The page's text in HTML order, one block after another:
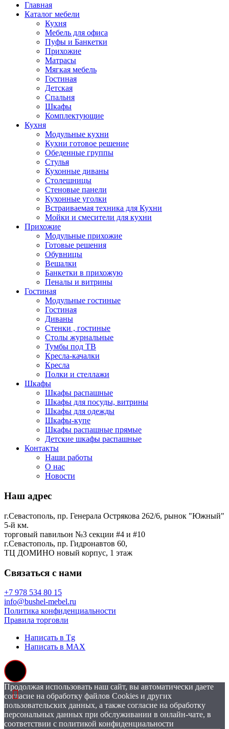
Главная
Каталог мебели
Кухня
Мебель для офиса
Пуфы и Банкетки
Прихожие
Матрасы
Мягкая мебель
Гостиная
Детская
Спальня
Шкафы
Комплектующие
Кухня
Модульные кухни
Кухни готовое решение
Обеденные группы
Стулья
Кухонные диваны
Столешницы
Стеновые панели
Кухонные уголки
Встраиваемая техника для Кухни
Мойки и смесители для кухни
Прихожие
Модульные прихожие
Готовые решения
Обувницы
Вешалки
Банкетки в прихожую
Пеналы и витрины
Гостиная
Модульные гостиные
Гостиная
Диваны
Стенки , гостиные
Столы журнальные
Тумбы под ТВ
Кресла-качалки
Кресла
Полки и стеллажи
Шкафы
Шкафы распашные
Шкафы для посуды, витрины
Шкафы для одежды
Шкафы-купе
Шкафы распашные прямые
Детские шкафы распашные
Контакты
Наши работы
О нас
Новости
Наш адрес
г.Севастополь, пр. Генерала Острякова 262/6, рынок "Южный"
5-й км.
торговый павильон №3 секции #4 и #10
г.Севастополь, пр. Гидронавтов 60,
ТЦ ДОМИНО новый корпус, 1 этаж
Связаться с нами
+7 978 534 80 15
info@bushel-mebel.ru
Политика конфиденциальности
Правила торговли
Написать в Tg
Написать в MAX
Продолжая использовать наш сайт, вы автоматически даете
согласие на обработку файлов Cookies и других
пользовательских данных, а также согласие на обработку
персональных данных при обслуживании в онлайн-чате, в
соответствии с политикой конфиденциальности